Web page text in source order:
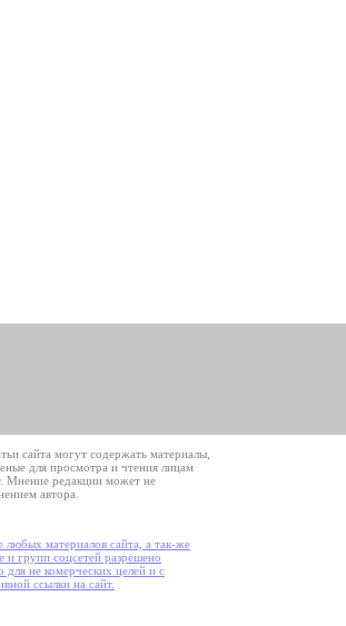
сайта могут содержать материалы,
для просмотра и чтения лицам
Мнение редакции может не
автора.
любых материалов сайта, а так-же
и групп соцсетей разрешено
для не комерческих целей и с
ссылки на сайт.